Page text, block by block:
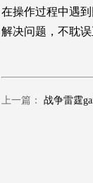
在操作过程中遇
解决问题，不耽误
上一篇： 战争雷霆